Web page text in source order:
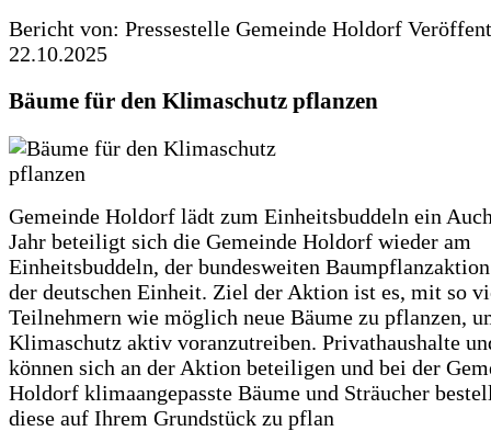
Bericht von: Pressestelle Gemeinde Holdorf
22.10.2025
Bäume für den Klimaschutz pflanzen
Gemeinde Holdorf lädt zum Einheitsbuddeln ein
Jahr beteiligt sich die Gemeinde Holdorf wieder am
Einheitsbuddeln, der bundesweiten
der deutschen Einheit. Ziel der Aktion ist es, mit so
Teilnehmern wie möglich neue Bäume zu pflanzen,
Klimaschutz aktiv voranzutreiben. Privathaushalte
können sich an der Aktion beteiligen und bei der
Holdorf klimaangepasste Bäume und Sträucher
diese auf Ihrem Grundstück zu pflan